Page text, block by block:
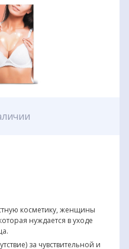
косметику, женщины
нуждается в уходе
за чувствительной и